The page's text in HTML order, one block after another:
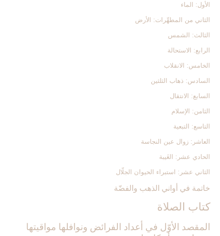
الأول: الماء
الثاني من المطهِّرات: الأرض
الثالث: الشمس‏
الرابع: الاستحالة
الخامس: الانقلاب
السادس: ذهاب الثلثين‏
السابع: الانتقال
الثامن: الإسلام
التاسع: التبعية
العاشر: زوال عين النجاسة
الحادي عشر: الغَيبة
الثاني عشر: استبراء الحيوان الجلّال
خاتمة في أواني الذهب والفضّة
كتاب الصلاة
المقصد الأوّل في أعداد الفرائض ونوافلها مواقيتها